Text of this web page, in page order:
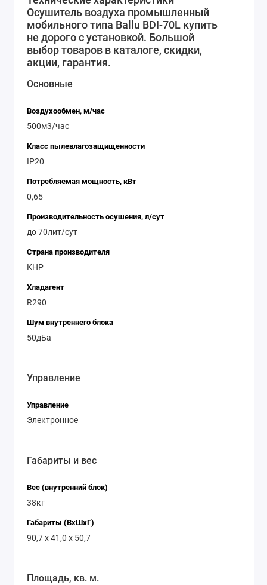
Осушитель воздуха промышленный
мобильного типа Ballu BDI-70L купить
не дорого с установкой. Большой
выбор товаров в каталоге, скидки,
акции, гарантия.
Основные
Воздухообмен, м/час
500м3/час
Класс пылевлагозащищенности
IP20
Потребляемая мощность, кВт
0,65
Производительность осушения, л/сут
до 70лит/сут
Страна производителя
КНР
Хладагент
R290
Шум внутреннего блока
50дБа
Управление
Управление
Электронное
Габариты и вес
Вес (внутренний блок)
38кг
Габариты (ВхШхГ)
90,7 х 41,0 х 50,7
Площадь, кв. м.